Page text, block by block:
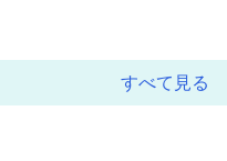
すべて見る